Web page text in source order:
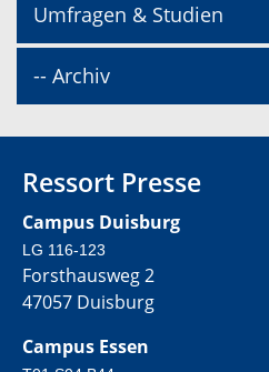
Umfragen & Studien
-- Archiv
Ressort Presse
Campus Duisburg
LG 116-123
Forsthausweg 2
47057 Duisburg
Campus Essen